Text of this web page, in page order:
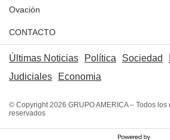
Ovación
CONTACTO
Últimas Noticias Política Sociedad
Judiciales
Economia
© Copyright 2026 GRUPO AMERICA – Todos los
reservados